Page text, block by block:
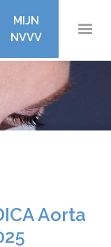
MIJN
NVVV
Aorta